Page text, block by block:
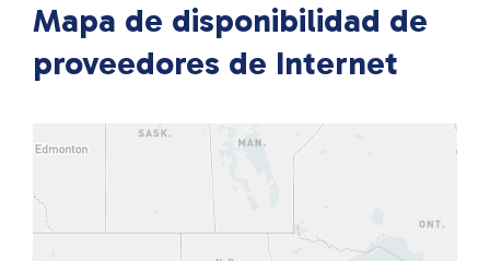
Mapa de disponibilidad de
proveedores de Internet